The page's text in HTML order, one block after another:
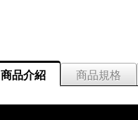
商品介紹 商品規格